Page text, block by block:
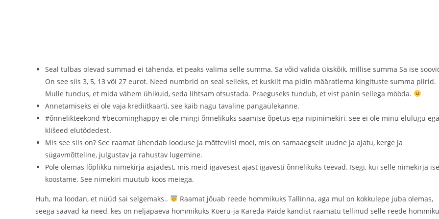
Seal tulbas olevad summad ei tähenda, et peaks valima selle summa. Sa võid valida ükskõik, millise summa Sa ise
On see siis 3, 5, 13 või 27 eurot. Need numbrid on seal selleks, et kuskilt ma pidin määratlema kingituste summa piirid.
Mulle tundus, et mida vähem ühikuid, seda lihtsam otsustada. Praeguseks tundub, et vist panin sellega mööda.
Annetamiseks ei ole vaja krediitkaarti, see käib nagu tavaline pangaülekanne.
#õnnelikteekond #becominghappy ei ole mingi õnnelikuks saamise õpetus ega nipinimekiri, see ei ole minu elulugu ega
klišeed elutõdedest.
Mis see siis on? See raamat ühendab looduse ja mõtteviisi moel, mis on samaaegselt uudne ja ajatu, kerge ja
sügavmõtteline, julgustav ja rahustav lugemine.
Pole olemas lõplikku nimekirja asjadest, mis meid igavesest ajast igavesti õnnelikuks teevad. Isegi, kui selle nimekirja ise
koostame. See nimekiri muutub koos meiega.
Huh, ma loodan, et nüüd sai selgemaks..
Raamat jõuab reede hommikuks Tallinna, aga mul on kokkulepe juba olemas,
seega saavad ka need, kes on neljapäeva hommikuks Koeru-ja Kareda-Paide kandist raamatu tellinud selle reede